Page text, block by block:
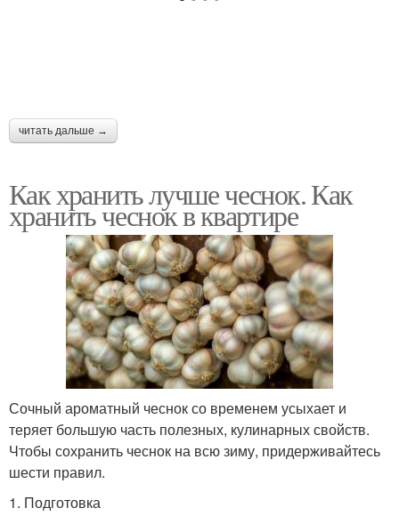
читать дальше →
Как хранить лучше чеснок. Как
хранить чеснок в квартире
Сочный ароматный чеснок со временем усыхает и
теряет большую часть полезных, кулинарных свойств.
Чтобы сохранить чеснок на всю зиму, придерживайтесь
шести правил.
1. Подготовка